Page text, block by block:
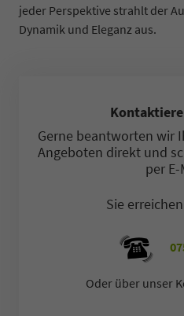
jeder Perspektive strahlt der
Dynamik und Eleganz aus.
Gerne beantworten wir
Angeboten direkt und
per E-
Sie
Oder über unser